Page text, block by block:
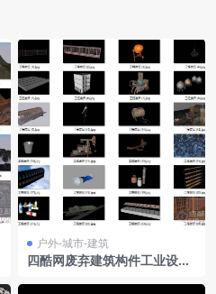
户外-城市-建筑
四酷网废弃建筑构件工业设备